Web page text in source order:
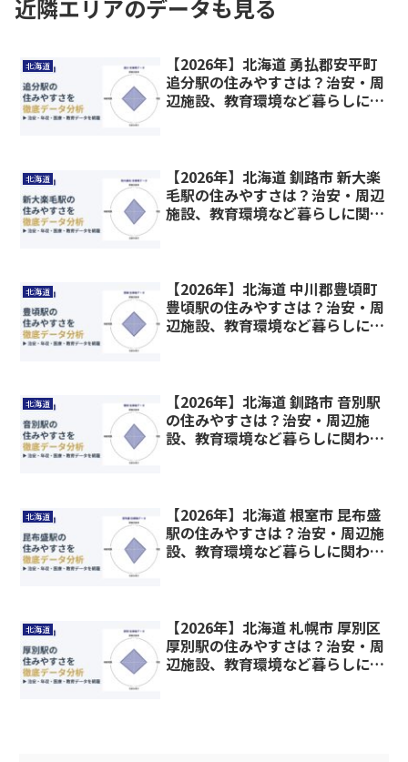
近隣エリアのデータも見る
北海道
【2026年】北海道 勇払郡安平町
追分駅の住みやすさは？治安・周
辺施設、教育環境など暮らしに関
北海道
【2026年】北海道 釧路市 新大楽
毛駅の住みやすさは？治安・周辺
施設、教育環境など暮らしに関わ
北海道
【2026年】北海道 中川郡豊頃町
豊頃駅の住みやすさは？治安・周
辺施設、教育環境など暮らしに関
北海道
【2026年】北海道 釧路市 音別駅
の住みやすさは？治安・周辺施
設、教育環境など暮らしに関わる
北海道
【2026年】北海道 根室市 昆布盛
駅の住みやすさは？治安・周辺施
設、教育環境など暮らしに関わる
北海道
【2026年】北海道 札幌市 厚別区
厚別駅の住みやすさは？治安・周
辺施設、教育環境など暮らしに関